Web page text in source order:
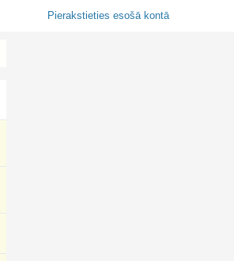
Pierakstieties esošā kontā